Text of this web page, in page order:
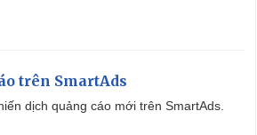
trên SmartAds
dịch quảng cáo mới trên SmartAds.